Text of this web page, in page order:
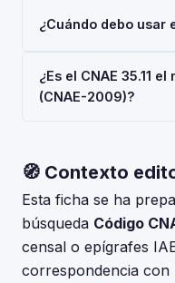
eléctrica a partir de
(CNAE-2025),
código de nivel
¿Cuándo debo usar
'Producción de
renovables'. Deberás
¿Es el CNAE 35.11
(CNAE-2009)?
si el código 35.11 tuvo
adaptación fue hasta
🧭 Contexto
Esta ficha se ha
búsqueda Código
censal o epígrafes
correspondencia con